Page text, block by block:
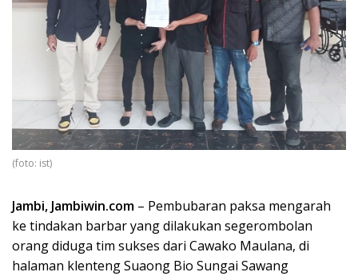
(foto: ist)
Jambi, Jambiwin.com – Pembubaran paksa mengarah
ke tindakan barbar yang dilakukan segerombolan
orang diduga tim sukses dari Cawako Maulana, di
halaman klenteng Suaong Bio Sungai Sawang